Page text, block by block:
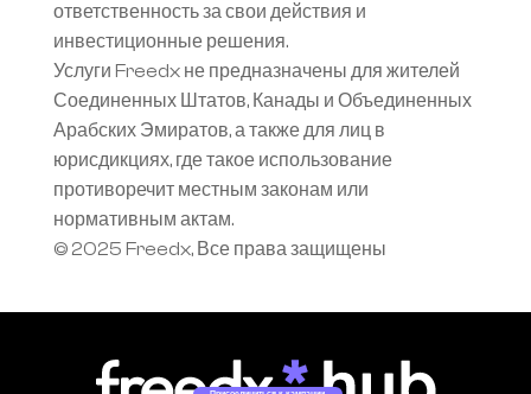
ответственность за свои действия и
инвестиционные решения.
Услуги Freedx не предназначены для жителей
Соединенных Штатов, Канады и Объединенных
Арабских Эмиратов, а также для лиц в
юрисдикциях, где такое использование
противоречит местным законам или
нормативным актам.
© 2025 Freedx, Все права защищены